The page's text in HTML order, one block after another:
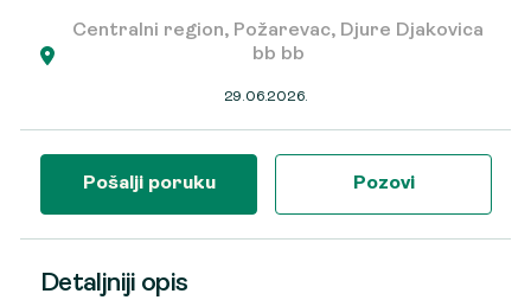
Centralni region, Požarevac, Djure Djakovica
bb bb
29.06.2026.
Pošalji poruku Pozovi
Detaljniji opis